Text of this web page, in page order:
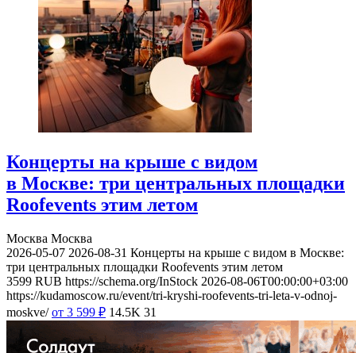
Концерты на крыше с видом
в Москве: три центральных площадки
Roofevents этим летом
Москва Москва
2026-05-07 2026-08-31 Концерты на крыше с видом в Москве:
три центральных площадки Roofevents этим летом
3599 RUB https://schema.org/InStock 2026-08-06T00:00:00+03:00
https://kudamoscow.ru/event/tri-kryshi-roofevents-tri-leta-v-odnoj-
moskve/ от 3 599 ₽ 14.5K 31